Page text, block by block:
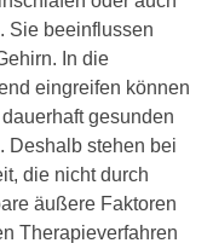
Sie beeinflussen
In die
eingreifen können
gesunden
Deshalb stehen bei
die nicht durch
äußere Faktoren
Therapieverfahren